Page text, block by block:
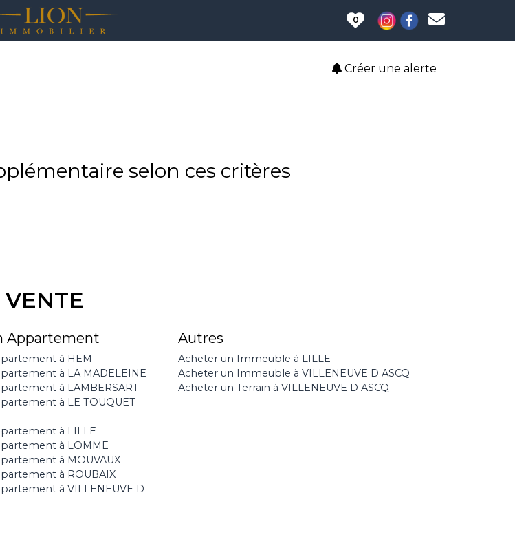
0
Créer une alerte
selon ces critères
VENTE
Appartement
à HEM
à LA MADELEINE
à LAMBERSART
à LE TOUQUET
à LILLE
à LOMME
à MOUVAUX
à ROUBAIX
à VILLENEUVE D
Autres
Acheter un Immeuble à LILLE
Acheter un Immeuble à VILLENEUVE D ASCQ
Acheter un Terrain à VILLENEUVE D ASCQ